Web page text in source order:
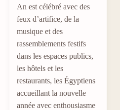
An est célébré avec des
feux d’artifice, de la
musique et des
rassemblements festifs
dans les espaces publics,
les hôtels et les
restaurants, les Égyptiens
accueillant la nouvelle
année avec enthousiasme